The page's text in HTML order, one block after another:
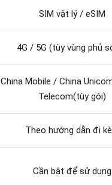
SIM vật lý / eSIM
4G / 5G (tùy vùng phủ
China Mobile / China
Telecom(tùy gói)
Theo hướng dẫn đi
Cần bật để sử dụng